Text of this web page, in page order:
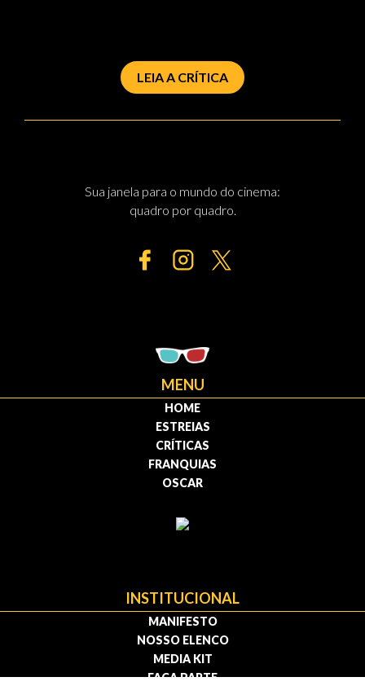
LEIA A CRÍTICA
Sua janela para o mundo do cinema:
quadro por quadro.
MENU
HOME
ESTREIAS
CRÍTICAS
FRANQUIAS
OSCAR
INSTITUCIONAL
MANIFESTO
NOSSO ELENCO
MEDIA KIT
FAÇA PARTE